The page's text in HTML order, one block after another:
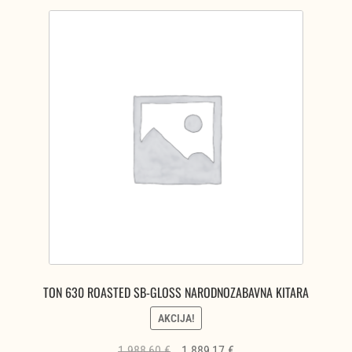
TON 630 ROASTED SB-GLOSS NARODNOZABAVNA KITARA
AKCIJA!